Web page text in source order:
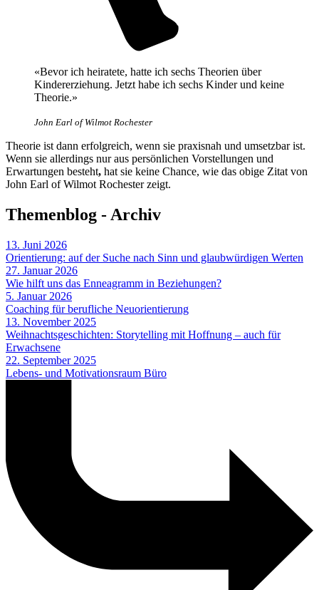
«Bevor ich heiratete, hatte ich sechs Theorien über
Kindererziehung. Jetzt habe ich sechs Kinder und keine
Theorie.»
John Earl of Wilmot Rochester
Theorie ist dann erfolgreich, wenn sie praxisnah und umsetzbar ist.
Wenn sie allerdings nur aus persönlichen Vorstellungen und
Erwartungen besteht, hat sie keine Chance, wie das obige Zitat von
John Earl of Wilmot Rochester zeigt.
Themenblog - Archiv
13. Juni 2026
Orientierung: auf der Suche nach Sinn und glaubwürdigen Werten
27. Januar 2026
Wie hilft uns das Enneagramm in Beziehungen?
5. Januar 2026
Coaching für berufliche Neuorientierung
13. November 2025
Weihnachtsgeschichten: Storytelling mit Hoffnung – auch für
Erwachsene
22. September 2025
Lebens- und Motivationsraum Büro